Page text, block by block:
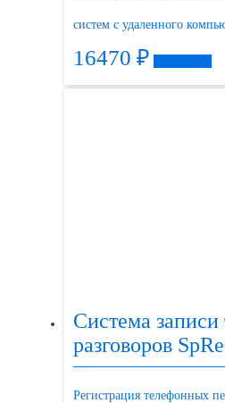
систем с удаленного
16470 ₽
Система
разговоров
Регистрация телефонных